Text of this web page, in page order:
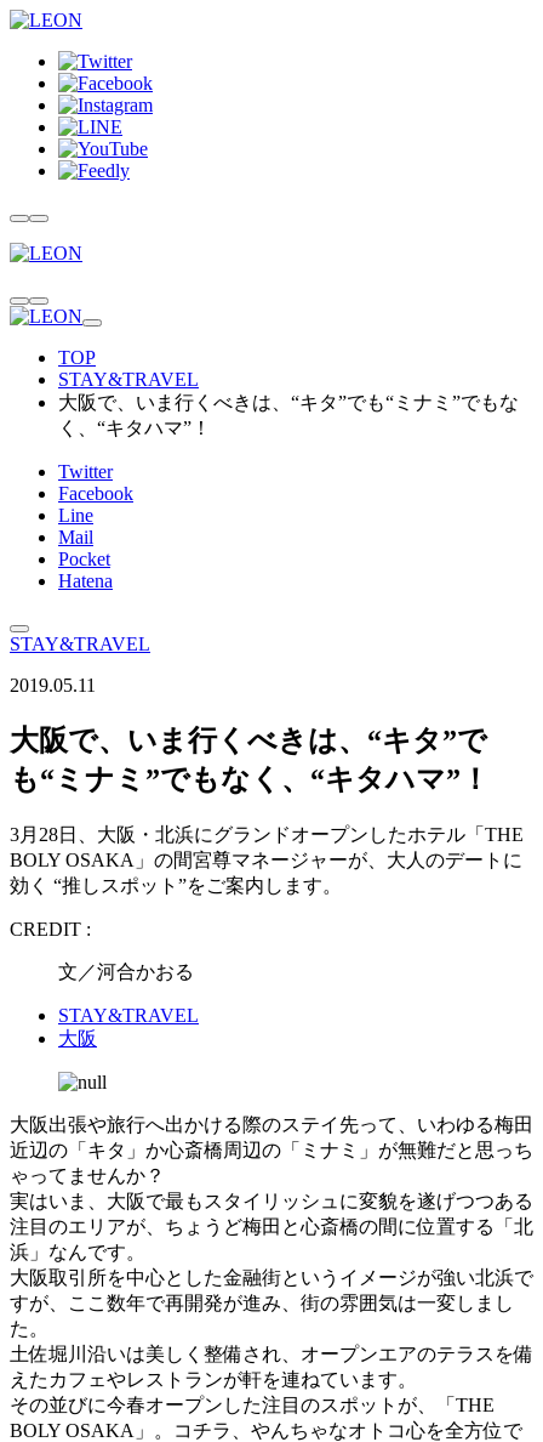
TOP
STAY&TRAVEL
大阪で、いま行くべきは、“キタ”でも“ミナミ”でもな
く、“キタハマ”！
Twitter
Facebook
Line
Mail
Pocket
Hatena
STAY&TRAVEL
2019.05.11
大阪で、いま行くべきは、“キタ”で
も“ミナミ”でもなく、“キタハマ”！
3月28日、大阪・北浜にグランドオープンしたホテル「THE
BOLY OSAKA」の間宮尊マネージャーが、大人のデートに
効く “推しスポット”をご案内します。
CREDIT :
文／河合かおる
STAY&TRAVEL
大阪
大阪出張や旅行へ出かける際のステイ先って、いわゆる梅田
近辺の「キタ」か心斎橋周辺の「ミナミ」が無難だと思っち
ゃってませんか？
実はいま、大阪で最もスタイリッシュに変貌を遂げつつある
注目のエリアが、ちょうど梅田と心斎橋の間に位置する「北
浜」なんです。
大阪取引所を中心とした金融街というイメージが強い北浜で
すが、ここ数年で再開発が進み、街の雰囲気は一変しまし
た。
土佐堀川沿いは美しく整備され、オープンエアのテラスを備
えたカフェやレストランが軒を連ねています。
その並びに今春オープンした注目のスポットが、「THE
BOLY OSAKA」。コチラ、やんちゃなオトコ心を全方位で